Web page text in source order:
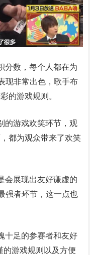
分数，每个人都在为
现非常出色，歌手布
的游戏规则。
的游戏欢笑环节，观
都为观众带来了欢笑
会展现出友好谦虚的
强者环节，这一点也
十足的参赛者和友好
的游戏规则以及方便